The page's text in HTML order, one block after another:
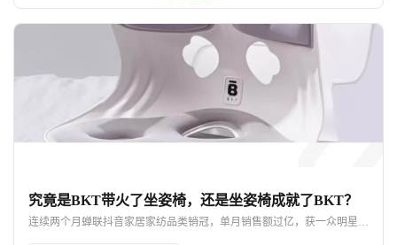
究竟是BKT带火了坐姿椅，还是坐姿椅成就了BKT？
连续两个月蝉联抖音家居家纺品类销冠，单月销售额过亿，获一众明星网红力挺，BKT如何凭借一款坐姿椅实现声量销量双开花？ 即便不断被质疑是“智商税”，好评率却依旧高达98%，成为打工人的新一代工位搭子，BKT坐姿椅爆单的背后，又命中了哪些网红密码？ 究竟是BKT带火了坐姿椅，还是坐姿椅成就了BKT呢？